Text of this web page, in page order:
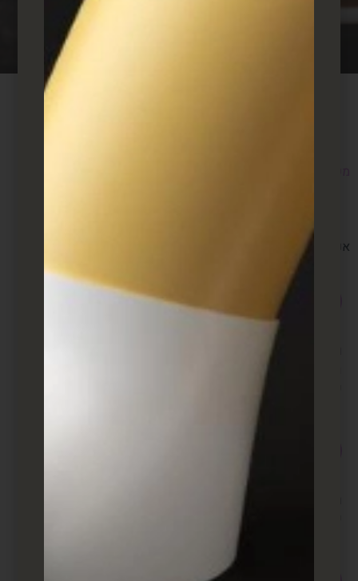
אנחנו מזמינים אתכם לבקר..
רחוב זאב ז'בוטינסקי &, דרך יצחק רבין, פתח
כתובת המשרדים הראשית שלנו
מגדלי עמי ב.ס.ר סיטי, פתח תקווה
כתובת משרד המכירות שלנו